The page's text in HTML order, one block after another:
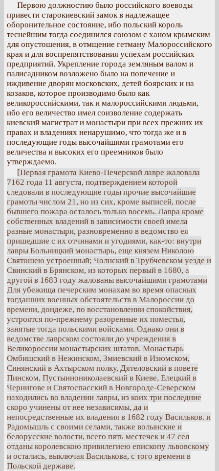
Первою должностию было российского воеводы
привести старокиевский замок в надлежащее
оборонительное состояние, ибо польский король
теснейшим тогда соединился союзом с ханом крымским
для опустошения, в отмщение гетману Малороссийского
края и для воспрепятствования успехам российских
предприятий. Укрепление города земляным валом и
палисадником возложено было на попечение и
иждивение дворян московских, детей боярских и на
козаков, которое производимо было как
великороссийскими, так и малороссийскими людьми,
ибо его величество имел соизволение содержать
киевский магистрат и монастыри при всех прежних их
правах и владениях ненарушимо, что тогда же и в
последующие годы высочайшими грамотами его
величества и высоких его преемников было
утверждаемо.
[Первая грамота Киево-Печерской лавре жаловала
7162 года 11 августа, подтверждением которой
следовали в последующие годы прочие высочайшие
грамоты числом 21, но из сих, кроме выписей, после
бывшего пожара осталось только восемь. Лавра кроме
собственных владений в зависимости своей имела
разные монастыри, разновременно в ведомство ея
пришедшие с их отчинами и угодиями, как-то: внутри
лавры Больницкий монастырь, еще князем Николою
Святошею устроенный; Чолнский в Трубчевском уезде и
Свинский в Брянском, из которых первый в 1680, а
другой в 1683 году жалованы высочайшими грамотами
Для убежища печерским монахам во время опасных
тогдашних военных обстоятельств в Малороссии до
времени, дондеже, по восстановлении спокойствия,
устроятся по-прежнему разоренные их поместья,
занятые тогда польскими войсками. Однако они в
ведомстве лаврском состояли до учреждения в
Великороссии монастырских штатов. Монастырь
Омбишский в Нежинском, Змиевский в Изюмском,
Синянский в Ахтырском полку, Дятеловский в повете
Пинском, Пустыннониколаевский в Киеве, Елецкий в
Чернигове и Святоспасский в Новгороде-Северском
находились во владении лавры, из коих три последние
скоро учинены от нее независимы, да и
непосредственные их владения в 1682 году Васильков. и
Радомышль с своими селами, также волынские и
белорусские волости, всего пять местечек и 47 сел
отданы королевскою привилегиею епископу львовскому
и остались, выключая Василькова, с того времени в
Польской державе.